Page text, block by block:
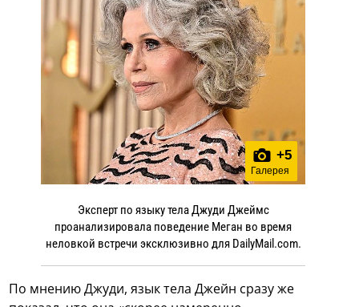
+5
Галерея
Эксперт по языку тела Джуди Джеймс
проанализировала поведение Меган во время
неловкой встречи эксклюзивно для DailyMail.com.
По мнению Джуди, язык тела Джейн сразу же